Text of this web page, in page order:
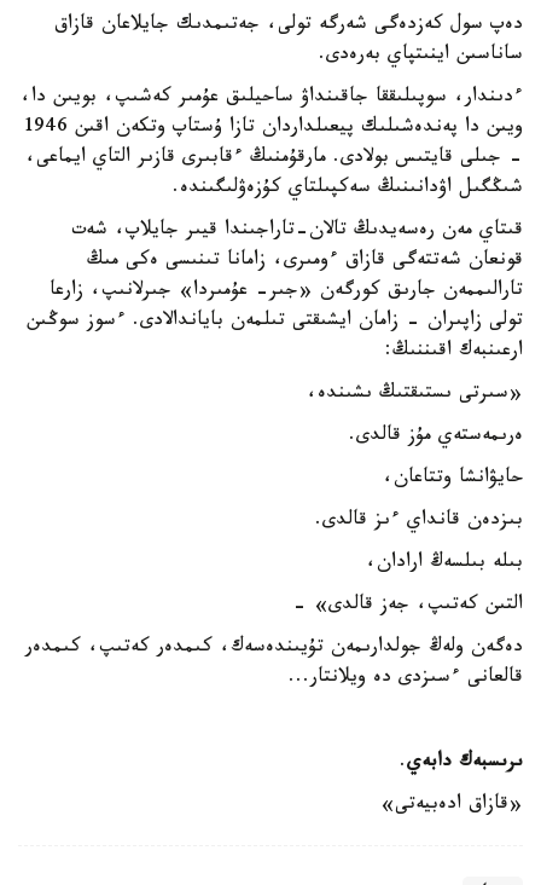
دەپ سول كەزدەگى شەرگە تولى، جەتىمدىك جايلاعان قازاق
ساناسىن اينىتپاي بەرەدى.
ءدىندار، سوپىلىققا جاقىنداۋ ساحيلىق عۇمىر كەشىپ، بويىن دا،
ويىن دا پەندەشىلىك پيعىلداردان تازا ۇستاپ وتكەن اقىن 1946
- جىلى قايتىس بولادى. مارقۇمنىڭ ءقابىرى قازىر التاي ايماعى،
شىڭگىل اۋدانىنىڭ سەكپىلتاي كۇزەۋلىگىندە.
قىتاي مەن رەسەيدىڭ تالان-تاراجىندا قيىر جايلاپ، شەت
قونعان شەتتەگى قازاق ءومىرى، زامانا تىنىسى ەكى مىڭ
تارالىممەن جارىق كورگەن «جىر- عۇمىردا» جىرلانىپ، زارعا
تولى زاپىران - زامان ايشىقتى تىلمەن باياندالادى. ءسوز سوڭىن
ارعىنبەك اقىننىڭ:
«سىرتى ىستىقتىڭ ىشىندە،
ەرىمەستەي مۇز قالدى.
حايۋانشا وتتاعان،
بىزدەن قانداي ءىز قالدى.
بىلە بىلسەڭ ارادان،
التىن كەتىپ، جەز قالدى» -
دەگەن ولەڭ جولدارىمەن تۇيىندەسەك، كىمدەر كەتىپ، كىمدەر
قالعانى ءسىزدى دە ويلانتار...
ىرىسبەك دابەي.
«قازاق ادەبيەتى»